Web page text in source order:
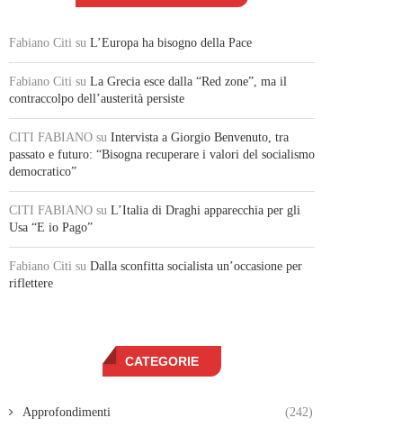
Fabiano Citi su L’Europa ha bisogno della Pace
Fabiano Citi su La Grecia esce dalla “Red zone”, ma il
contraccolpo dell’austerità persiste
CITI FABIANO su Intervista a Giorgio Benvenuto, tra
passato e futuro: “Bisogna recuperare i valori del socialismo
democratico”
CITI FABIANO su L’Italia di Draghi apparecchia per gli
Usa “E io Pago”
Fabiano Citi su Dalla sconfitta socialista un’occasione per
riflettere
CATEGORIE
Approfondimenti (242)